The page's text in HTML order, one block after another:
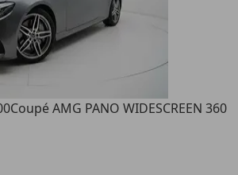
Coupé AMG PANO WIDESCREEN 360